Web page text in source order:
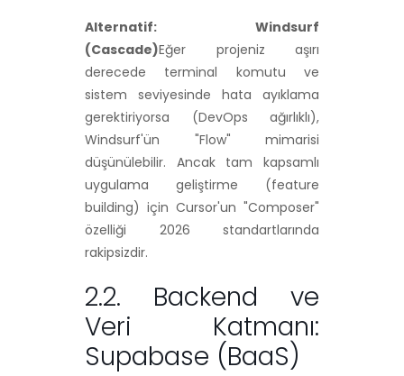
Alternatif: Windsurf
(Cascade)Eğer projeniz aşırı
derecede terminal komutu ve
sistem seviyesinde hata ayıklama
gerektiriyorsa (DevOps ağırlıklı),
Windsurf'ün "Flow" mimarisi
düşünülebilir. Ancak tam kapsamlı
uygulama geliştirme (feature
building) için Cursor'un "Composer"
özelliği 2026 standartlarında
rakipsizdir.
2.2. Backend ve
Veri Katmanı:
Supabase (BaaS)